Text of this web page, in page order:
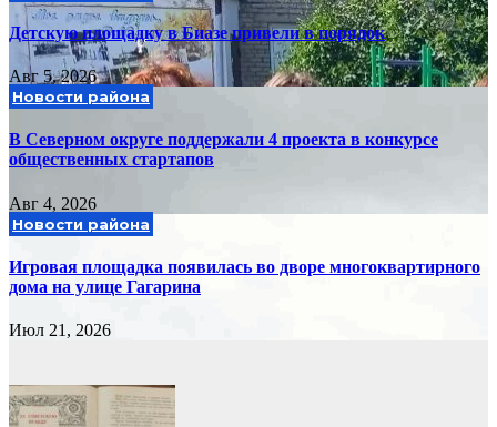
Детскую площадку в Биазе привели в порядок
Авг 5, 2026
Новости района
В Северном округе поддержали 4 проекта в конкурсе
общественных стартапов
Авг 4, 2026
Новости района
Игровая площадка появилась во дворе многоквартирного
дома на улице Гагарина
Июл 21, 2026